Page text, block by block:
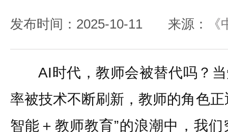
发布时间：2025-10-11 来源：
AI时代，教师会被替代吗？当
率被技术不断刷新，教师的角色
智能＋教师教育”的浪潮中，我